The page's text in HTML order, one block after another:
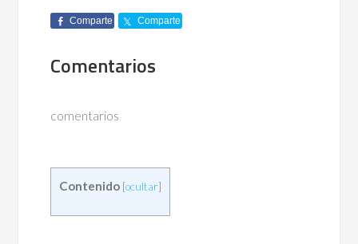
Comparte Comparte
Comentarios
comentarios
Contenido [ocultar]